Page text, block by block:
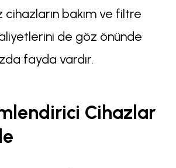
cihazların bakım ve filtre
de göz önünde
fayda vardır.
Cihazlar